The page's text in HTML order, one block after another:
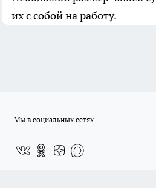
их с собой на работу.
Мы в социальных сетях